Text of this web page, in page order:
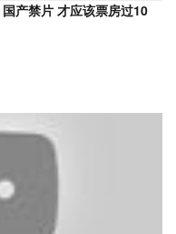
产禁片 才应该票房过10